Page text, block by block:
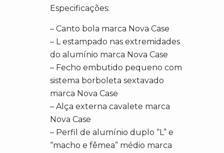
Especificações:
– Canto bola marca Nova Case
– L estampado nas extremidades
do alumínio marca Nova Case
– Fecho embutido pequeno com
sistema borboleta sextavado
marca Nova Case
– Alça externa cavalete marca
Nova Case
– Perfil de alumínio duplo “L” e
“macho e fêmea” médio marca